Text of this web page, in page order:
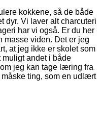
kokkene, så de både
dyr. Vi laver alt charcuteri
har vi også. Er du her
masse viden. Det er jeg
at jeg ikke er skolet som
muligt andet i både
jeg kan tage læring fra
ting, som en udlært